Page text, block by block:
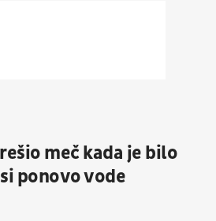
meč kada je bilo
ponovo vode